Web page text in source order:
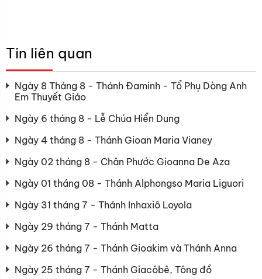
Tin liên quan
Ngày 8 Tháng 8 - Thánh Đaminh - Tổ Phụ Dòng Anh
Em Thuyết Giáo
Ngày 6 tháng 8 - Lễ Chúa Hiển Dung
Ngày 4 tháng 8 - Thánh Gioan Maria Vianey
Ngày 02 tháng 8 - Chân Phước Gioanna De Aza
Ngày 01 tháng 08 - Thánh Alphongso Maria Liguori
Ngày 31 tháng 7 - Thánh Inhaxiô Loyola
Ngày 29 tháng 7 - Thánh Matta
Ngày 26 tháng 7 - Thánh Gioakim và Thánh Anna
Ngày 25 tháng 7 - Thánh Giacôbê, Tông đồ